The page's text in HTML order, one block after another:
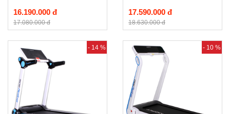
16.190.000 đ
17.080.000 đ
17.590.000 đ
18.630.000 đ
- 14 % - 10 %